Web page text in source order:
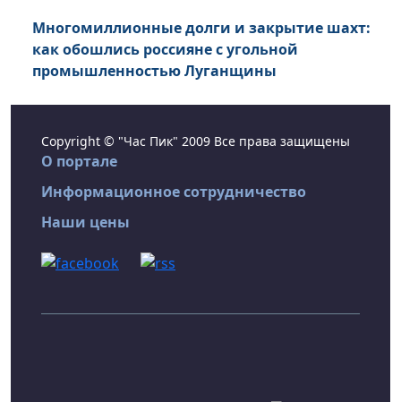
Многомиллионные долги и закрытие шахт:
как обошлись россияне с угольной
промышленностью Луганщины
Copyright © "Час Пик" 2009 Все права защищены
О портале
Информационное сотрудничество
Наши цены